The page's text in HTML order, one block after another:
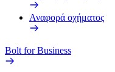
Αναφορά οχήματος
Bolt for Business